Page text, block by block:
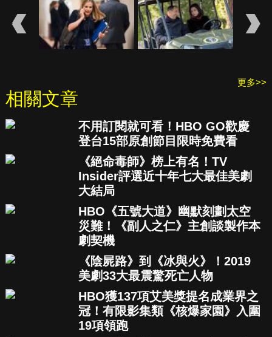
更多>>
相關文章
不用訂閱就可看！HBO GO歡慶
登台15部原創節目限時免費看
《絕命毒師》榜上有名！TV
Insider評選近十年七大最佳美劇
大結局
HBO《五號大道》幽默刻劃太空
災難！《副人之仁》主創談製作本
劇契機
《陰屍路》到《冰與火》！2019
美劇33大最震驚死亡人物
HBO獲137項艾美獎提名成業界之
冠！有限影集類《核爆家園》入圍
19項領跑